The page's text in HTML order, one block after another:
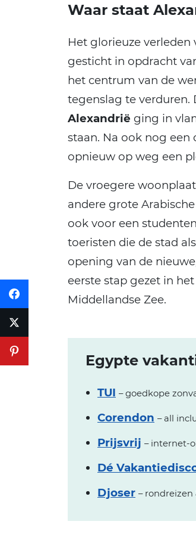
Waar staat
Het glorieuze verleden
gesticht in opdracht
het centrum van de
tegenslag te verduren.
Alexandrië ging in
staan. Na ook nog een
opnieuw op weg een
De vroegere
andere grote
ook voor een
toeristen die de stad als
opening van de
eerste stap gezet in
Middellandse Zee.
Egypte
TUI – goedkope
Corendon – all
Prijsvrij – internet-
Dé
Djoser – rondreizen